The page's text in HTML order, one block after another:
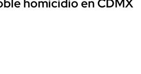
homicidio en CDMX